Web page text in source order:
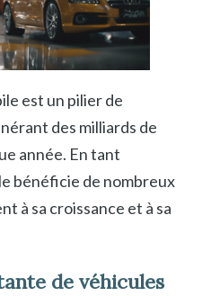
est un pilier de
des milliards de
année. En tant
bénéficie de nombreux
à sa croissance et à sa
de véhicules